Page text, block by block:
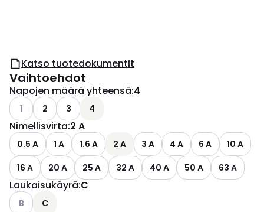
Katso tuotedokumentit
Vaihtoehdot
Napojen määrä yhteensä:4
Katso käytettävissä olevat vaihtoehdot
1 2 3 4
Nimellisvirta:2 A
0.5 A 1 A 1.6 A 2 A 3 A 4 A 6 A
10 A
16 A
20 A 25 A 32 A 40 A 50 A 63 A
Laukaisukäyrä:C
Katso käytettävissä olevat vaihtoehdot
B C